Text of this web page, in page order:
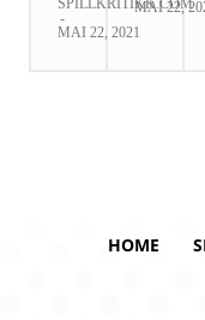
SPILLKRITIKK.COM
-
MAI 22, 2021
MAI 22,
HOME